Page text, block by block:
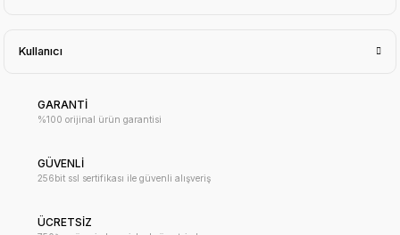
Kullanıcı
GARANTİ
%100 orijinal ürün garantisi
GÜVENLİ
256bit ssl sertifikası ile güvenli alışveriş
ÜCRETSİZ